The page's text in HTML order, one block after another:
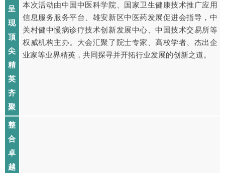
呈
现
顶
尖
精
英
齐
聚
本次活动由中国中医科学院、国家卫生健康技术推广应用
信息服务服务平台、雄安新区中医药发展促进会指导，中
关村健中慢病诊疗技术创新发展中心、中国技术交易所等
权威机构主办。大会汇聚了院士专家、高校学者、杰出企
业家等业界精英，共同探寻并开拓行业发展的创新之道。
整
合
卓
越